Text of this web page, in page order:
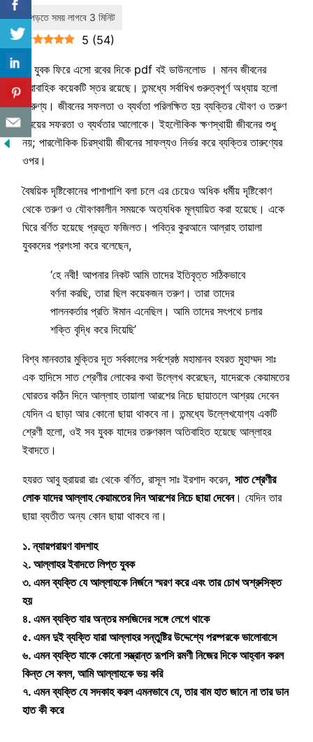
5 (54)
হে যুবক ফিরে এসো রবের দিকে pdf বই ডাউনলোড । মানব জীবনের
ধারাবাহিক কয়েকটি স্তর রয়েছে। তন্মধ্যে সর্বাধিখ গুরুত্বপূর্ণ অধ্যায় হলো
তারুণ্য। জীবনের সফলতা ও ব্যর্থতা পরিলক্ষিত হয় ব্যক্তির যৌবণ ও তরুণ
সময়ের সফরতা ও ব্যর্থতার আলোকে। ইহলৌকিক ক্ষণস্থায়ী জীবনের শুধু
নয়; পারলৌকিক চিরস্থায়ী জীবনের সাফল্যও নির্ভর করে ব্যক্তির তারুণ্যের
ওপর।
বৈষয়িক দৃষ্টিকোনের পাশাপাশি বলা চলে এর চেয়েও অধিক ধর্মীয় দৃষ্টিকোণ
থেকে তরুণ ও যৌবণকালীন সময়কে অত্যধিক মূল্যায়িত করা হয়েছে। একে
ঘিরে বর্ণিত হয়েছে প্রভূত ফজিলত। পবিত্র কুরআনে আল্রাহ তায়ালা
যুবকদের প্রশংসা করে বলেছেন,
‘হে নবী! আপনার নিকট আমি তাদের ইতিবৃত্ত সঠিকভাবে
বর্ণনা করছি, তারা ছিল কয়েকজন তরুণ। তারা তাদের
পালনকর্তার প্রতি ঈমান এনেছিল। আমি তাদের সৎপথে চলার
শক্তি বৃদ্ধি করে দিয়েছি’
বিশ্ব মানবতার মুক্তির দূত সর্বকালের সর্বশ্রেষ্ঠ মহামানব হযরত মুহাম্মদ সাঃ
এক হাদিসে সাত শ্রেণীর লোকের কথা উল্লেখ করেছেন, যাদেরকে কেয়ামতের
ঘোরতর কঠিন দিনে আল্লাহ তায়ালা আরশের নিচে ছায়াতলে আশ্রয় দেবেন
যেদিন এ ছাড়া আর কোনো ছায়া থাকবে না। তন্মধ্যে উল্লেখযোগ্য একটি
শ্রেণী হলো, ওই সব যুবক যাদের তরুণকাল অতিবাহিত হয়েছে আল্লাহর
ইবাদতে।
হযরত আবু হুরায়রা রাঃ থেকে বর্ণিত, রাসূল সাঃ ইরশাদ করেন, সাত শ্রেণীর
লোক যাদের আল্লাহ কেয়ামতের দিন আরশের নিচে ছায়া দেবেন। যেদিন তার
ছায়া ব্যতীত অন্য কোন ছায়া থাকবে না।
১. ন্যায়পরায়ণ বাদশাহ
২. আল্লাহর ইবাদতে লিপ্ত যুবক
৩. এমন ব্যক্তি যে আল্লাহকে নির্জনে স্মরণ করে এবং তার চোখ অশ্রুসিক্ত
হয়
৪. এমন ব্যক্তি যার অন্তর মসজিদের সঙ্গে লেগে থাকে
৫. এমন দুই ব্যক্তি যারা আল্লাহর সন্তুষ্টির উদ্দেশ্যে পরষ্পরকে ভালোবাসে
৬. এমন ব্যক্তি যাকে কোনো সম্ভ্রান্ত রূপসি রমণী নিজের দিকে আহ্বান করল
কিন্ত সে বলল, আমি আল্লাহকে ভয় করি
৭. এমন ব্যক্তি যে সদকাহ করল এমনভাবে যে, তার বাম হাত জানে না তার ডান
হাত কী করে